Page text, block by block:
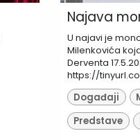
Najava
U najavi je
Milenkovića
Derventa
https://
Događaji
Predstave